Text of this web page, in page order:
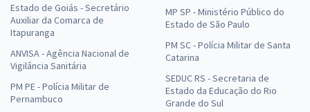
Estado de Goiás - Secretário
Auxiliar da Comarca de
Itapuranga
ANVISA - Agência Nacional de
Vigilância Sanitária
PM PE - Polícia Militar de
Pernambuco
MP SP - Ministério Público do
Estado de São Paulo
PM SC - Polícia Militar de Santa
Catarina
SEDUC RS - Secretaria de
Estado da Educação do Rio
Grande do Sul